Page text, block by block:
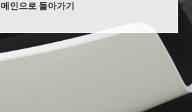
메인으로 돌아가기